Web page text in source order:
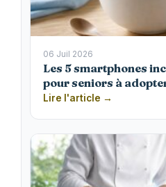
06 Juil 2026
Les 5 smartphones
pour seniors à
Lire l'article →